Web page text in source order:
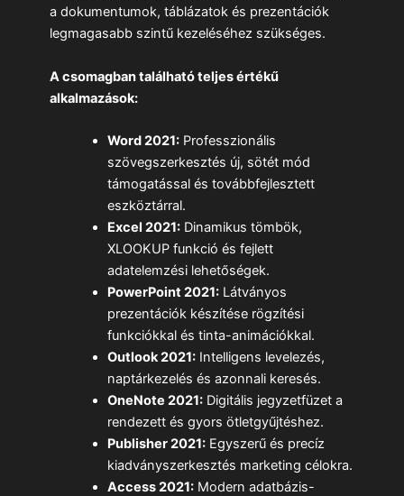
a dokumentumok, táblázatok és prezentációk
legmagasabb szintű kezeléséhez szükséges.
A csomagban található teljes értékű
alkalmazások:
Word 2021:Professzionális
szövegszerkesztés új, sötét mód
támogatással és továbbfejlesztett
eszköztárral.
Excel 2021:Dinamikus tömbök,
XLOOKUP funkció és fejlett
adatelemzési lehetőségek.
PowerPoint 2021:Látványos
prezentációk készítése rögzítési
funkciókkal és tinta-animációkkal.
Outlook 2021:Intelligens levelezés,
naptárkezelés és azonnali keresés.
OneNote 2021:Digitális jegyzetfüzet a
rendezett és gyors ötletgyűjtéshez.
Publisher 2021:Egyszerű és precíz
kiadványszerkesztés marketing célokra.
Access 2021:Modern adatbázis-